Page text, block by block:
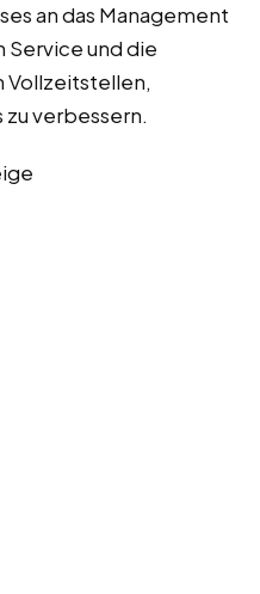
an das Management
Service und die
Vollzeitstellen,
verbessern.